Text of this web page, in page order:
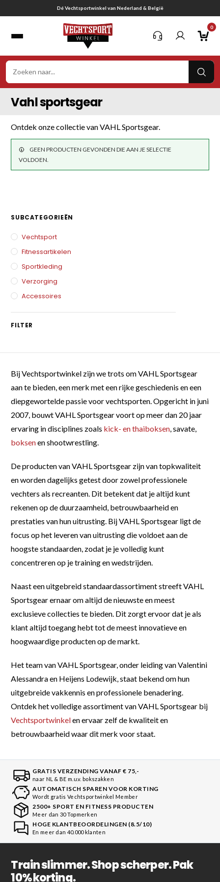
naar
Dé Vechtsportwinkel van Nederland & België
0
Vahl sportsgear
Ontdek onze collectie van VAHL Sportsgear.
GEEN PRODUCTEN GEVONDEN DIE AAN JE SELECTIE
VOLDOEN.
SUBCATEGORIEËN
Vechtsport
Fitnessartikelen
Sportkleding
Verzorging
Accessoires
FILTER
Bij Vechtsportwinkel zijn we trots om VAHL Sportsgear
aan te bieden, een merk met een rijke geschiedenis en een
diepgewortelde passie voor vechtsporten. Opgericht in juni
2007, bouwt VAHL Sportsgear voort op meer dan 20 jaar
ervaring in disciplines zoals kick- en thaiboksen, savate,
boksenen shootwrestling.
De producten van VAHL Sportsgear zijn van topkwaliteit
en worden dagelijks getest door zowel professionele
vechters als recreanten. Dit betekent dat je altijd kunt
rekenen op de duurzaamheid, betrouwbaarheid en
prestaties van hun uitrusting. Bij VAHL Sportsgear ligt de
focus op het leveren van uitrusting die voldoet aan de
hoogste standaarden, zodat je je volledig kunt
concentreren op je training en wedstrijden.
Naast een uitgebreid standaardassortiment streeft VAHL
Sportsgear ernaar om altijd de nieuwste en meest
exclusieve collecties te bieden. Dit zorgt ervoor dat je als
klant altijd toegang hebt tot de meest innovatieve en
hoogwaardige producten op de markt.
Het team van VAHL Sportsgear, onder leiding van Valentini
Alessandra en Heijens Lodewijk, staat bekend om hun
uitgebreide vakkennis en professionele benadering.
Ontdek het volledige assortiment van VAHL Sportsgear bij
Vechtsportwinkelen ervaar zelf de kwaliteit en
betrouwbaarheid waar dit merk voor staat.
GRATIS VERZENDING VANAF € 75,-
naar NL & BE m.u.v. bokszakken
AUTOMATISCH SPAREN VOOR KORTING
Wordt gratis Vechtsportwinkel Member
2500+ SPORT EN FITNESS PRODUCTEN
Meer dan 30 Topmerken
HOGE KLANTBEOORDELINGEN (8.5/10)
En meer dan 40.000 klanten
Train slimmer. Shop scherper. Pak
10% korting.